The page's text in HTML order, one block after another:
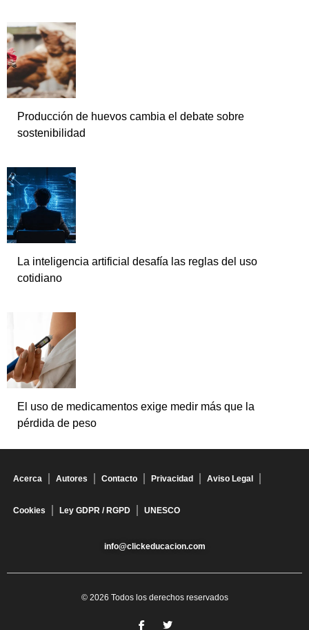
Producción de huevos cambia el debate sobre
sostenibilidad
La inteligencia artificial desafía las reglas del uso
cotidiano
El uso de medicamentos exige medir más que la
pérdida de peso
Acerca Autores Contacto Privacidad Aviso Legal
Cookies Ley GDPR / RGPD UNESCO
info@clickeducacion.com
© 2026 Todos los derechos reservados